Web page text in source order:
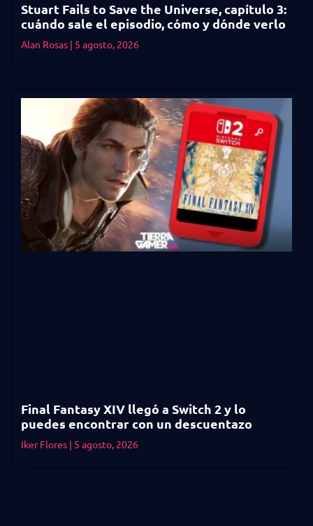
Stuart Fails to Save the Universe, capítulo 3:
cuándo sale el episodio, cómo y dónde verlo
Alan Rosas 5 agosto, 2026
Final Fantasy XIV llegó a Switch 2 y lo
puedes encontrar con un descuentazo
Iker Flores 5 agosto, 2026